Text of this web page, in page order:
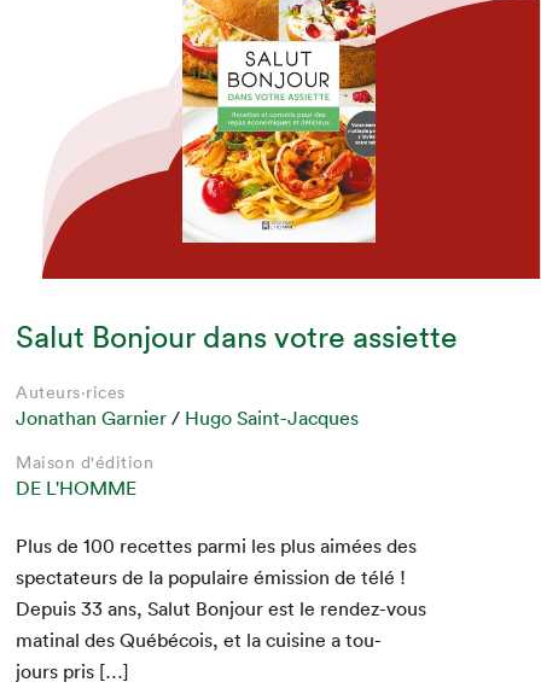
Salut Bonjour dans votre assiette
Auteurs·rices
Jonathan Garnier / Hugo Saint-Jacques
Maison d'édition
DE L'HOMME
Plus de100 recettes par­mi les plus aimées des
spec­ta­teurs de la pop­u­laire émis­sion de télé !
Depuis33 ans, Salut Bon­jour est le ren­dez-vous
mati­nal des Québé­cois, et la cui­sine a tou­
jours pris […]